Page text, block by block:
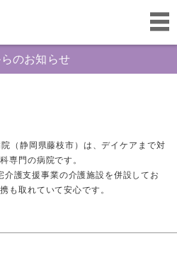
のお知らせ
（静岡県藤枝市）は、デイケアまで対
専門の病院です。
護支援事業の介護施設を併設してお
も取れていて安心です。